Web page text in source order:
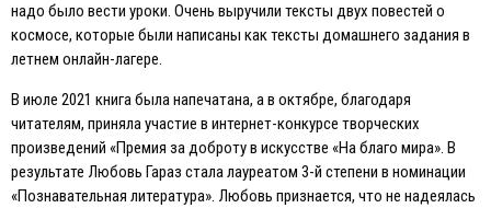
надо было вести уроки. Очень выручили тексты двух повестей о
космосе, которые были написаны как тексты домашнего задания в
летнем онлайн-лагере.
В июле 2021 книга была напечатана, а в октябре, благодаря
читателям, приняла участие в интернет-конкурсе творческих
произведений «Премия за доброту в искусстве «На благо мира». В
результате Любовь Гараз стала лауреатом 3-й степени в номинации
«Познавательная литература». Любовь признается, что не надеялась